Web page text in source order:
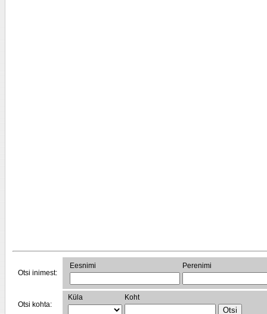
Otsi inimest:
Eesnimi Perenimi
Otsi kohta:
Küla Koht